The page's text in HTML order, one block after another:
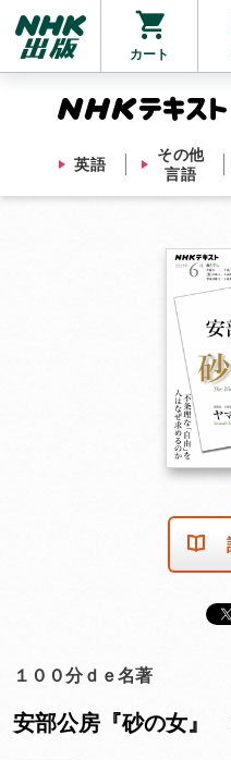
カート
英語
その他
言語
他に
１００分ｄｅ名著
安部公房『砂の女』